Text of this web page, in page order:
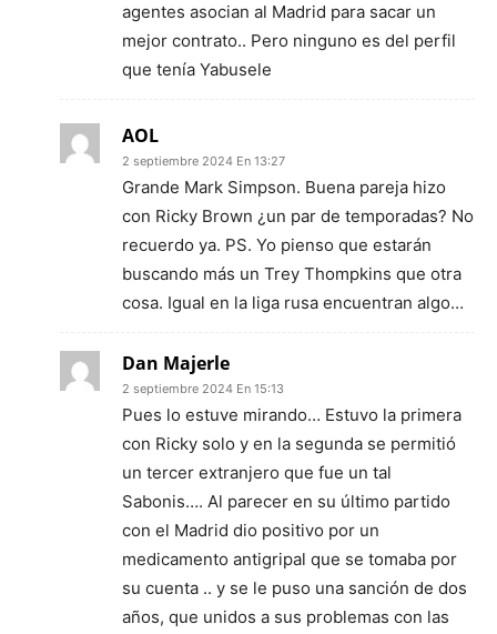
agentes asocian al Madrid para sacar un
mejor contrato.. Pero ninguno es del perfil
que tenía Yabusele
AOL
2 septiembre 2024 En 13:27
Grande Mark Simpson. Buena pareja hizo
con Ricky Brown ¿un par de temporadas? No
recuerdo ya. PS. Yo pienso que estarán
buscando más un Trey Thompkins que otra
cosa. Igual en la liga rusa encuentran algo…
Dan Majerle
2 septiembre 2024 En 15:13
Pues lo estuve mirando… Estuvo la primera
con Ricky solo y en la segunda se permitió
un tercer extranjero que fue un tal
Sabonis…. Al parecer en su último partido
con el Madrid dio positivo por un
medicamento antigripal que se tomaba por
su cuenta .. y se le puso una sanción de dos
años, que unidos a sus problemas con las